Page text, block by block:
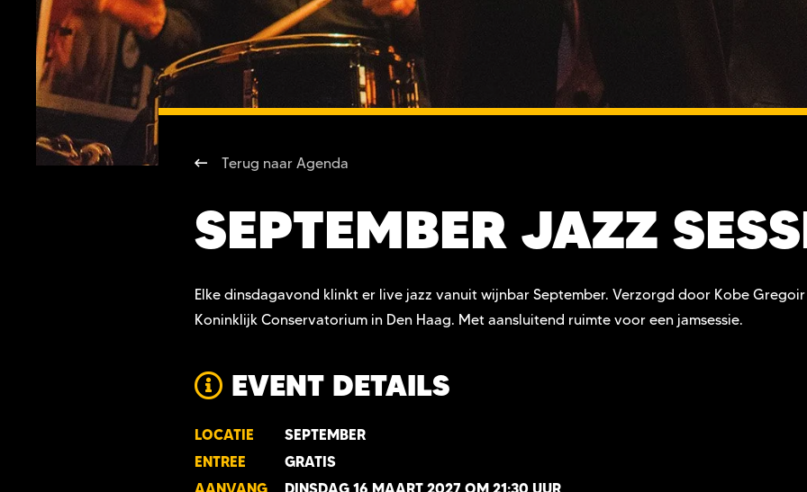
Terug naar Agenda
SEPTEMBER JAZZ
Elke dinsdagavond klinkt er live jazz vanuit wijnbar September. Verzorgd door Kobe
Koninklijk Conservatorium in Den Haag. Met aansluitend ruimte voor een jamsessie.
EVENT DETAILS
LOCATIE
SEPTEMBER
ENTREE
GRATIS